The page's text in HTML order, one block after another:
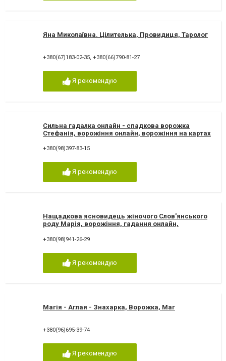
Яна Миколаївна. Цілителька, Провидиця, Таролог
+380(67)183-02-35, +380(66)790-81-27
Я рекомендую
Сильна гадалка онлайн - спадкова ворожка
Стефанія, ворожіння онлайн, ворожіння на картах
+380(98)397-83-15
Я рекомендую
Нащадкова ясновидець жіночого Слов'янського
роду Марія, ворожіння, гадання онлайн,
+380(98)941-26-29
Я рекомендую
Магія - Аглая - Знахарка, Ворожка, Маг
+380(96)695-39-74
Я рекомендую